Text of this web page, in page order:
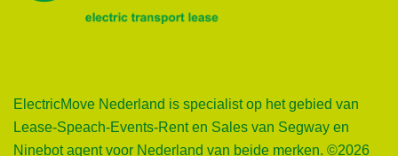
ElectricMove Nederland is specialist op het gebied van
Lease-Speach-Events-Rent en Sales van Segway en
Ninebot agent voor Nederland van beide merken. ©2026